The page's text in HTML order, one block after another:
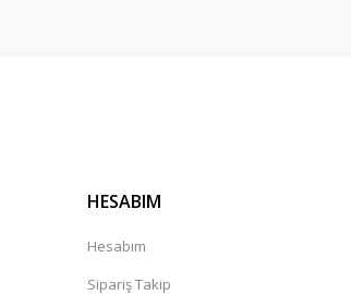
HESABIM
Hesabım
Sipariş Takip